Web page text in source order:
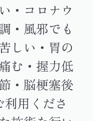
・コロナウ
・風邪でも
しい・胃の
む・握力低
・脳梗塞後
用くださ